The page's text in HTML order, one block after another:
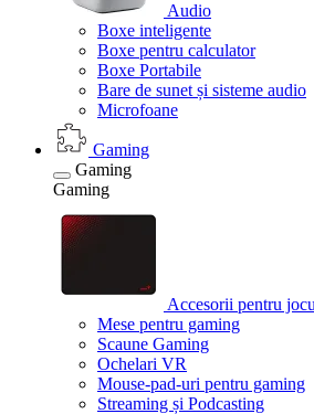
Audio
Boxe inteligente
Boxe pentru calculator
Boxe Portabile
Bare de sunet și sisteme audio
Microfoane
Gaming
Gaming
Gaming
Accesorii pentru
Mese pentru gaming
Scaune Gaming
Ochelari VR
Mouse-pad-uri pentru gaming
Streaming și Podcasting